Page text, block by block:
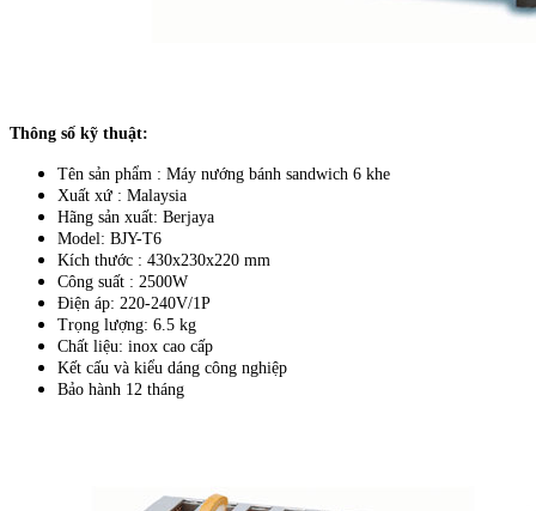
Thông số kỹ thuật:
Tên sản phẩm : Máy nướng bánh sandwich 6 khe
Xuất xứ : Malaysia
Hãng sản xuất: Berjaya
Model: BJY-T6
Kích thước : 430x230x220 mm
Công suất : 2500W
Điện áp: 220-240V/1P
Trọng lượng: 6.5 kg
Chất liệu: inox cao cấp
Kết cấu và kiểu dáng công nghiệp
Bảo hành 12 tháng